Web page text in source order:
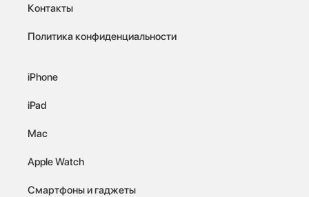
Контакты
Политика конфиденциальности
iPhone
iPad
Mac
Apple Watch
Смартфоны и гаджеты